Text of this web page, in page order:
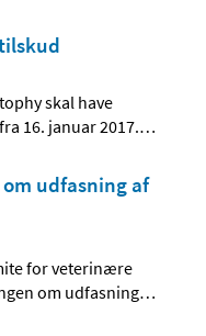
skal have
16. januar 2017.…
udfasning af
for veterinære
om udfasning…